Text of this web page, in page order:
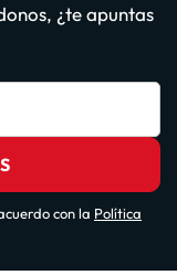
¿te apuntas
con la Política